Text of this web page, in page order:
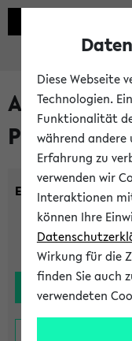
Alle noch
Prüfungen
Einrichtung:
Diese Webseite
Technologien.
Funktionalität
während andere
Erfahrung zu
verwenden wir
Interaktionen
können Ihre
Wirkung für die
finden Sie auch
verwendeten